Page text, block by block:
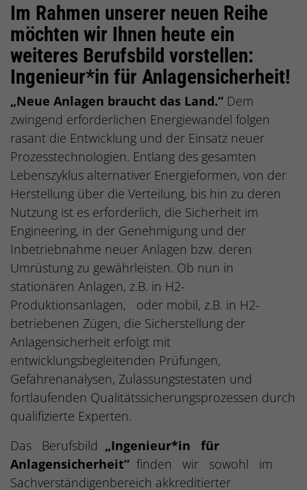
Im Rahmen unserer neuen Reihe
möchten wir Ihnen heute ein
weiteres Berufsbild vorstellen:
Ingenieur*in für Anlagensicherheit!
„Neue Anlagen braucht das Land.“ Dem
zwingend erforderlichen Energiewandel folgen
rasant die Entwicklung und der Einsatz neuer
Prozesstechnologien. Entlang des gesamten
Lebenszyklus alternativer Energieformen, von der
Herstellung über die Verteilung, bis hin zu deren
Nutzung ist es erforderlich, die Sicherheit im
Engineering, in der Genehmigung und der
Inbetriebnahme neuer Anlagen bzw. deren
Umrüstung zu gewährleisten. Ob nun in
stationären Anlagen, z.B. in H2-
Produktionsanlagen, oder mobil, z.B. in H2-
betriebenen Zügen, die Sicherstellung der
Anlagensicherheit erfolgt mit
entwicklungsbegleitenden Prüfungen,
Gefahrenanalysen, Zulassungstestaten und
fortlaufenden Qualitätssicherungsprozessen durch
qualifizierte Experten.
Das Berufsbild „Ingenieur*in für
Anlagensicherheit“ finden wir sowohl im
Sachverständigenbereich akkreditierter